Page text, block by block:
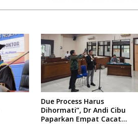
Due Process Harus
Dihormati”, Dr Andi Cibu
Paparkan Empat Cacat